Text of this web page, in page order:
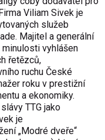
Viliam Sivek je
služeb
Majitel a generální
vyhlášen
řetězců,
ruchu České
roku v prestižní
a ekonomiky.
TTG jako
je
„Modré dveře“